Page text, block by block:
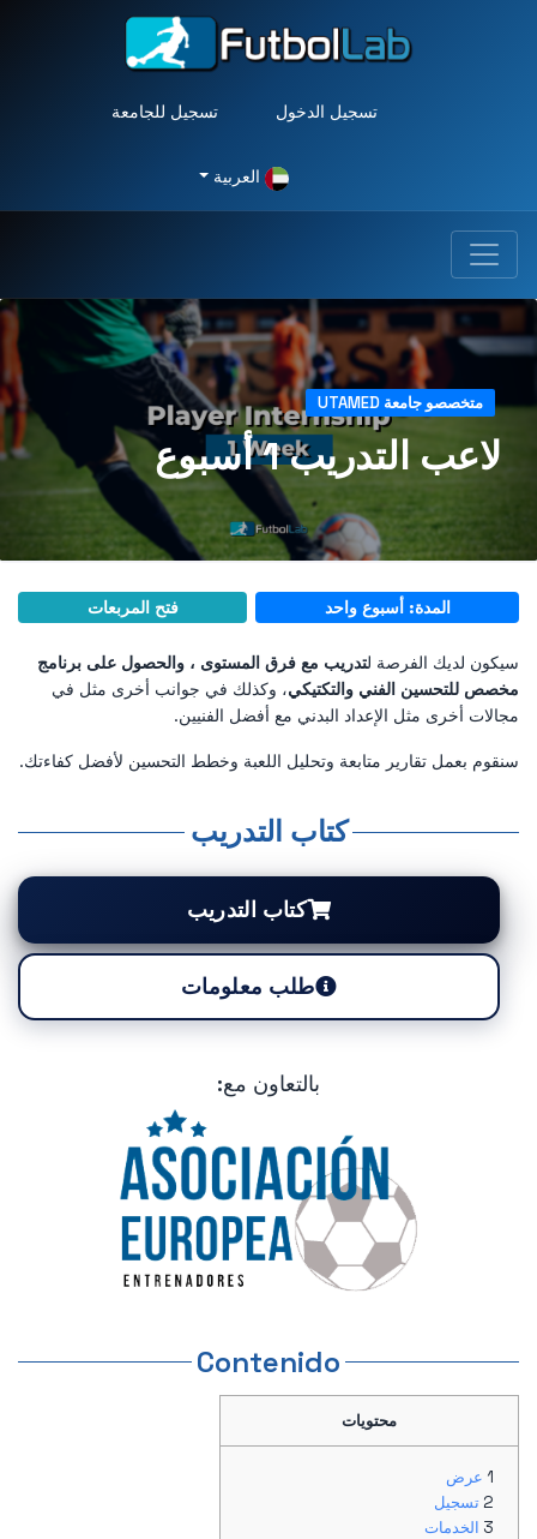
تسجيل الدخول تسجيل للجامعة
العربية
متخصصو جامعة UTAMED
لاعب التدريب 1 أسبوع
المدة: أسبوع واحد فتح المربعات
سيكون لديك الفرصة لتدريب مع فرق المستوى ، والحصول على برنامج
مخصص للتحسين الفني والتكتيكي، وكذلك في جوانب أخرى مثل في
مجالات أخرى مثل الإعداد البدني مع أفضل الفنيين.
سنقوم بعمل تقارير متابعة وتحليل اللعبة وخطط التحسين لأفضل كفاءتك.
كتاب التدريب
كتاب التدريب
طلب معلومات
بالتعاون مع:
Contenido
محتويات
عرض
تسجيل
الخدمات